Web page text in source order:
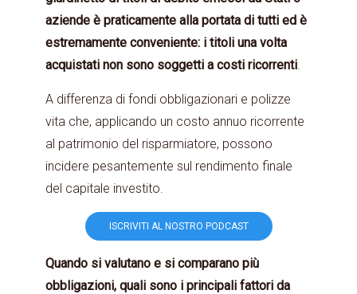
aziende è praticamente alla portata di tutti ed è
estremamente conveniente: i titoli una volta
acquistati non sono soggetti a costi ricorrenti.
A differenza di fondi obbligazionari e polizze
vita che, applicando un costo annuo ricorrente
al patrimonio del risparmiatore, possono
incidere pesantemente sul rendimento finale
del capitale investito.
ISCRIVITI AL NOSTRO PODCAST
Quando si valutano e si comparano più
obbligazioni, quali sono i principali fattori da